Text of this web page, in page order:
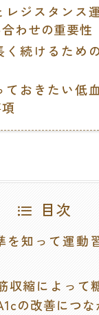
レジスタンス
わせの重要性
く続けるため
ておきたい低
目次
を知って運動
収縮によって
の改善につな